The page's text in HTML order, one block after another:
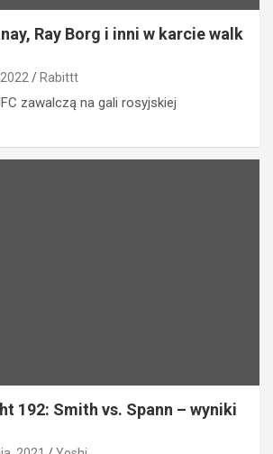
Ray Borg i inni w karcie walk
Rabittt
zawalczą na gali rosyjskiej
192: Smith vs. Spann – wyniki